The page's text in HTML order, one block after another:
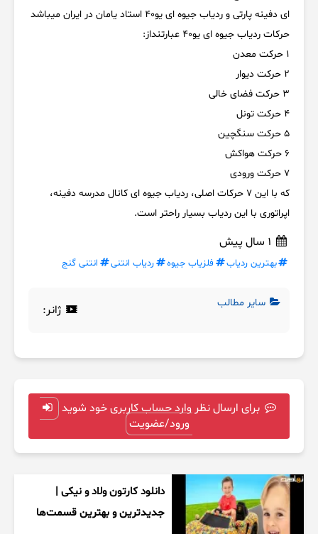
ای دفینه پارتی و ردیاب جیوه ای یو40 استاد یامان در ایران میباشد
حرکات ردیاب جیوه ای یو40 عبارتنداز:
1 حرکت معدن
2 حرکت دیوار
3 حرکت فضای خالی
4 حرکت تونل
5 حرکت سنگچین
6 حرکت هواکش
7 حرکت ورودی
که با این 7 حرکات اصلی، ردیاب جیوه ای کانال مدرسه دفینه،
اپراتوری با این ردیاب بسیار راحتر است.
بهترین ردیاب فلزیاب جیوه ردیاب انتنی انتنی گنج
سایر مطالب ژانر:
برای ارسال نظر وارد حساب کاربری خود شوید
ورود/عضویت
دانلود کارتون ولاد و نیکی |
جدیدترین و بهترین قسمت‌ها